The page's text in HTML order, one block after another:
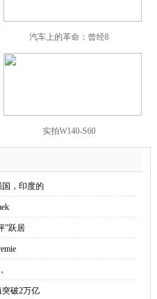
汽车上的革命：曾经8
实拍W140-S60
国，印度的
”跃居
破2万亿